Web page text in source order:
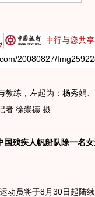
练，左起为：杨秀娟、
者 徐崇德 摄
残疾人帆船队除一名女
员将于8月30日起陆续